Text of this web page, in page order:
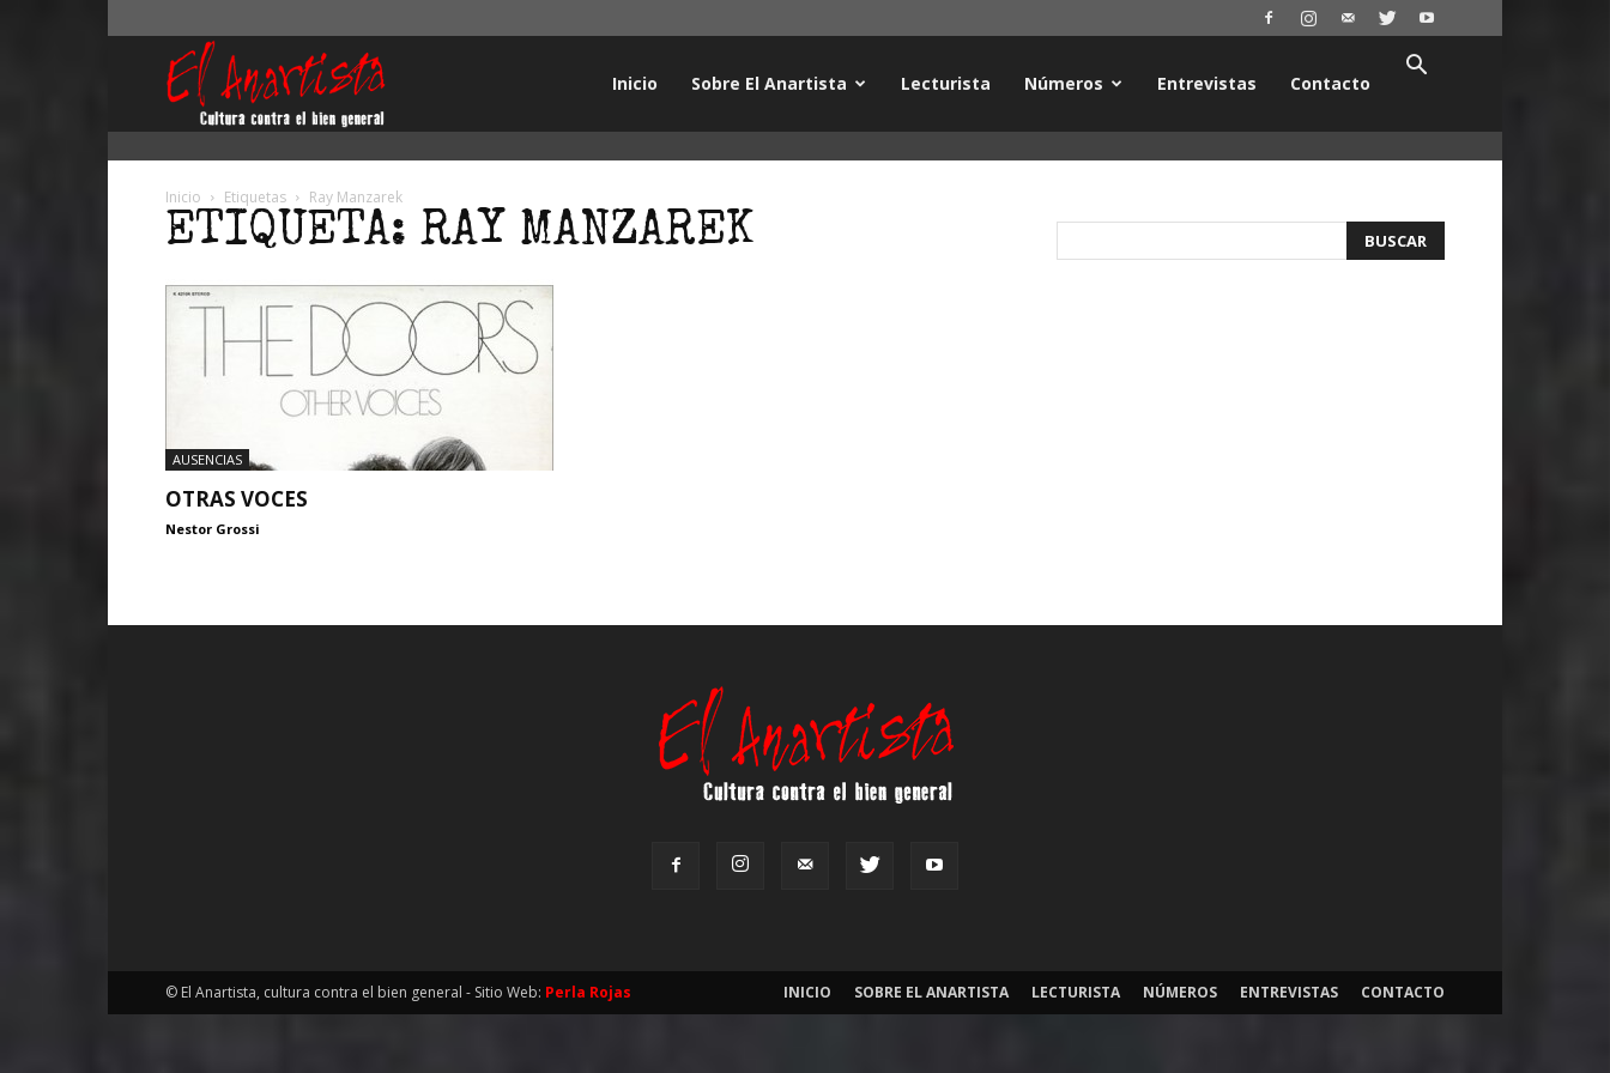
Inicio Sobre El Anartista Lecturista Números Entrevistas Contacto
Inicio Etiquetas Ray Manzarek
ETIQUETA: RAY MANZAREK
AUSENCIAS
OTRAS VOCES
Nestor Grossi
INICIO SOBRE EL ANARTISTA LECTURISTA NÚMEROS ENTREVISTAS CONTACTO
© El Anartista, cultura contra el bien general - Sitio Web: Perla Rojas